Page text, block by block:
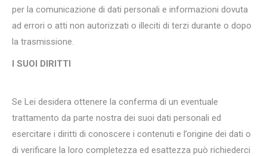
per la comunicazione di dati personali e informazioni dovuta
ad errori o atti non autorizzati o illeciti di terzi durante o dopo
la trasmissione.
I SUOI DIRITTI
Se Lei desidera ottenere la conferma di un eventuale
trattamento da parte nostra dei suoi dati personali ed
esercitare i diritti di conoscere i contenuti e l’origine dei dati o
di verificare la loro completezza ed esattezza può richiederci